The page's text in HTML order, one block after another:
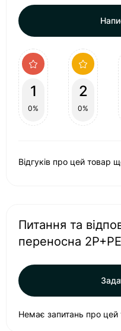
1
0%
2
0%
Відгуків про цей товар
Питання та
переносна
Немає запитань про цей